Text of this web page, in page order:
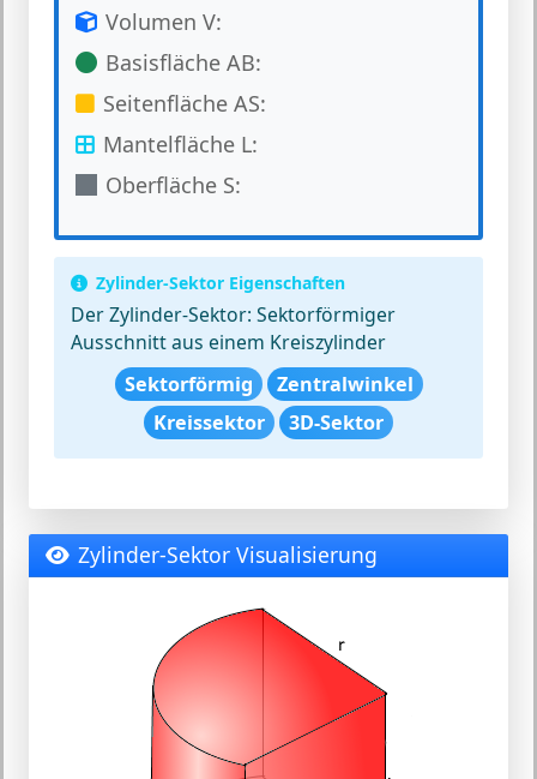
Volumen V:
Basisfläche AB:
Seitenfläche AS:
Mantelfläche L:
Oberfläche S:
Zylinder-Sektor Eigenschaften
Der Zylinder-Sektor: Sektorförmiger
Ausschnitt aus einem Kreiszylinder
Sektorförmig
Zentralwinkel
Kreissektor
3D-Sektor
Zylinder-Sektor Visualisierung